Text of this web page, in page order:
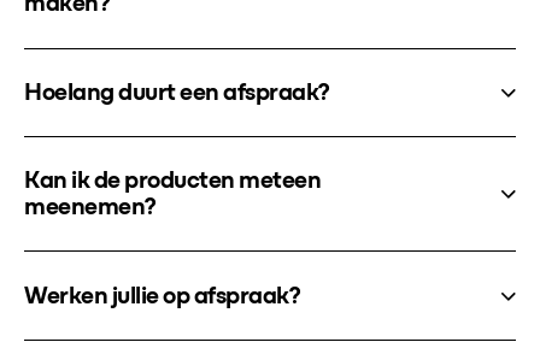
Hoelang duurt een afspraak?
Kan ik de producten meteen
meenemen?
Werken jullie op afspraak?